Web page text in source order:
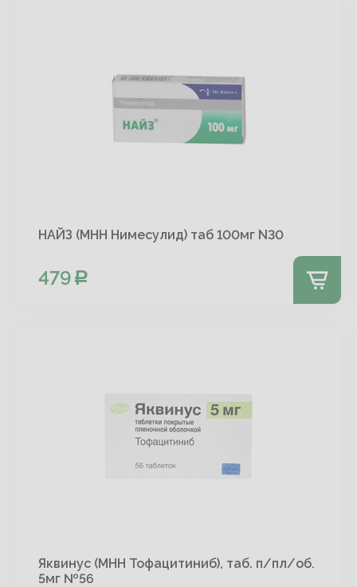
НАЙЗ (МНН Нимесулид) таб 100мг N30
479
Яквинус (МНН Тофацитиниб), таб. п/пл/об.
5мг №56